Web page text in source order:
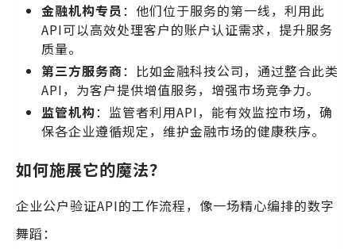
金融机构专员：他们位于服务的第一线，利用此
API可以高效处理客户的账户认证需求，提升服务
质量。
第三方服务商：比如金融科技公司，通过整合此类
API，为客户提供增值服务，增强市场竞争力。
监管机构：监管者利用API，能有效监控市场，确
保各企业遵循规定，维护金融市场的健康秩序。
如何施展它的魔法？
企业公户验证API的工作流程，像一场精心编排的数字
舞蹈：